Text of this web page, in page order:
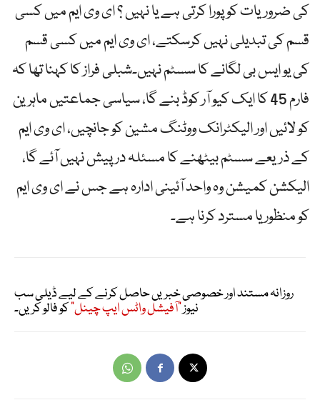
کی ضروریات کو پورا کرتی ہے یا نہیں ؟ ای وی ایم میں کسی
قسم کی تبدیلی نہیں کرسکتے، ای وی ایم میں کسی قسم
کی یو ایس بی لگانے کا سسٹم نہیں۔شبلی فراز کا کہنا تھا کہ
فارم 45 کا ایک کیو آر کوڈ بنے گا، سیاسی جماعتیں ماہرین
کو لائیں اور الیکٹرانک ووٹنگ مشین کو جانچیں، ای وی ایم
کے ذریعے سسٹم بیٹھنے کا مسئلہ درپیش نہیں آئے گا،
الیکشن کمیشن وہ واحد آئینی ادارہ ہے جس نے ای وی ایم
کو منظور یا مسترد کرنا ہے۔
روزانہ مستند اور خصوصی خبریں حاصل کرنے کے لیے ڈیلی سب
نیوز"آفیشل واٹس ایپ چینل"کو فالو کریں۔